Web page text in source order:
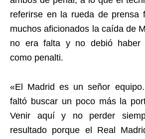
referirse en la rueda de prensa
muchos aficionados la caída de
no era falta y no debió haber
como penalti.
«El Madrid es un señor
faltó buscar un poco más la
Venir aquí y no perder
resultado porque el Real